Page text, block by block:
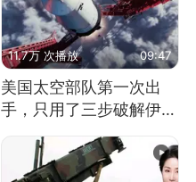
11.7万 次播放 09:47
美国太空部队第一次出
手，只用了三步破解伊朗